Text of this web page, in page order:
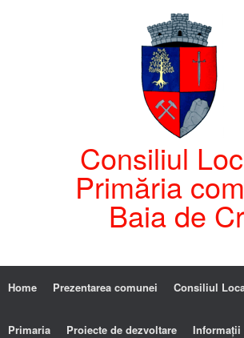
Consiliul
Primăria
Baia de
Home Prezentarea comunei Consiliul
Primaria Proiecte de dezvoltare Informații